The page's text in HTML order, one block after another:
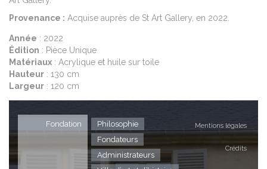
Provenance : Acquise auprès de St Art Gallery, en 2022.
Année : 2022
Édition : Pièce Unique
Matériaux : Acrylique et huile sur toile
Hauteur : 130 cm
Largeur : 120 cm
Mentions légales
Crédits
Fondation
Philosophie
Fondateurs
Administrateurs